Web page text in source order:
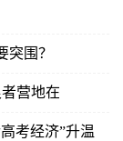
围？
营地在
考经济”升温